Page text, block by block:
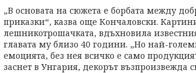
„В основата на сюжета е борбата между
приказки“, казва още Кончаловски.
лешникотрошачката, вдъхновила
главата му близо 40 години. „Но най-
емоцията, без нея всичко е само
заснет в Унгария, декорът възпроизвежда